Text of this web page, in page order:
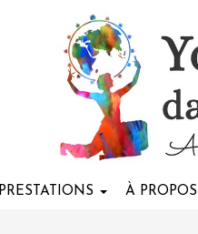
PRESTATIONS À PROPOS